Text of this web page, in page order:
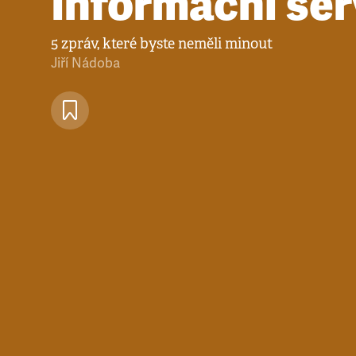
5 zpráv, které byste neměli minout
Jiří Nádoba